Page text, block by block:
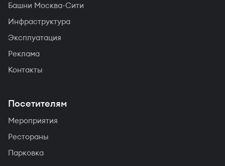
Башни Москва-Сити
Инфраструктура
Эксплуатация
Реклама
Контакты
Посетителям
Мероприятия
Рестораны
Парковка